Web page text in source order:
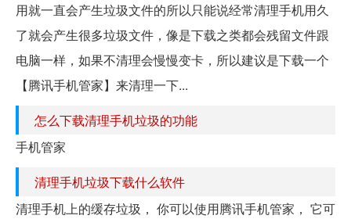
用就一直会产生垃圾文件的所以只能说经常清理手机用久
了就会产生很多垃圾文件，像是下载之类都会残留文件跟
电脑一样，如果不清理会慢慢变卡，所以建议是下载一个
【腾讯手机管家】来清理一下...
怎么下载清理手机垃圾的功能
手机管家
清理手机垃圾下载什么软件
清理手机上的缓存垃圾， 你可以使用腾讯手机管家， 它可